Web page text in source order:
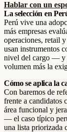
Hablar con un
La selección en
Perú vive una
más empresas
operaciones, retail
usan instrumentos
nivel del cargo — y
volumen más la
Cómo se aplica la
Con baremos de
frente a candidatos
área funcional y
— el caso típico
una lista priorizada